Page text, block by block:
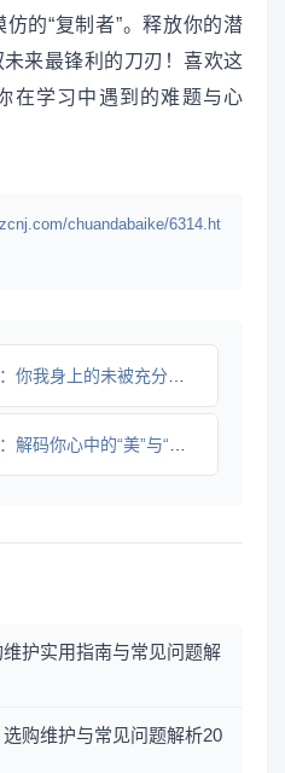
的“复制者”。释放你的潜
来最锋利的刀刃！喜欢这
在学习中遇到的难题与心
chuandabaike/6314.ht
身上的未被充分发掘的宝藏
码你心中的“美”与“态度”
护实用指南与常见问题解
购维护与常见问题解析20